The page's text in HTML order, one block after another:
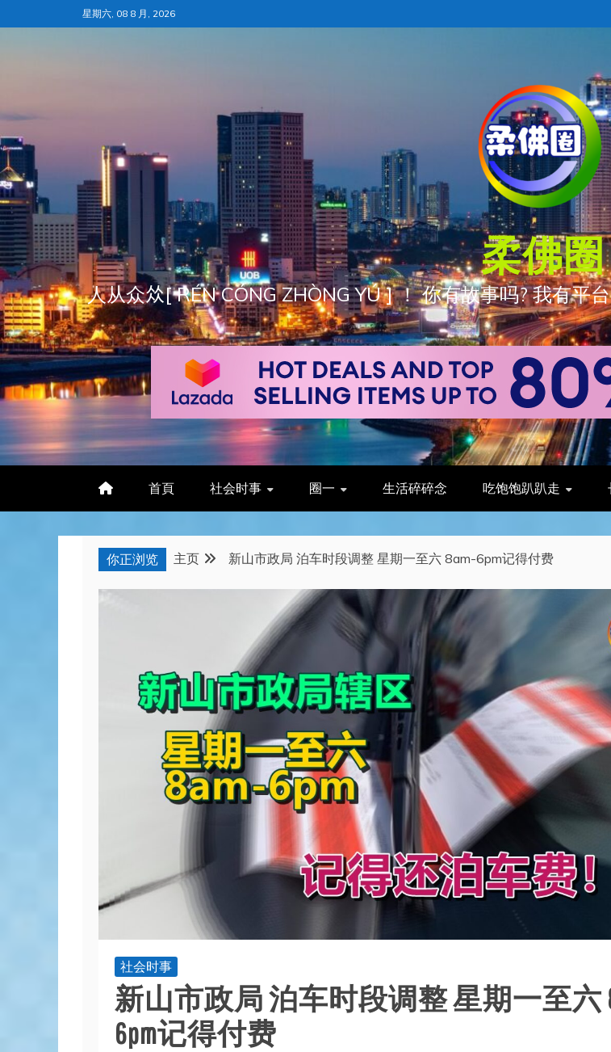
至
星期六, 08 8 月, 2026
柔佛圈
人从众𠈌[ RÉN CÓNG ZHÒNG YÚ ] ！ 你有故事吗? 我有平
首頁 社会时事 圈一 生活碎碎念 吃饱饱趴趴走
你正浏览 主页 新山市政局 泊车时段调整 星期一至六 8am-6pm记得付费
社会时事
新山市政局 泊车时段调整 星期一至六
6pm记得付费